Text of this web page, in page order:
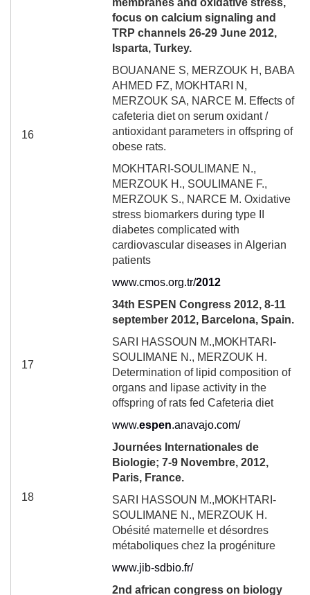
16
membranes and oxidative stress,
focus on calcium signaling and
TRP channels 26-29 June 2012,
Isparta, Turkey.
BOUANANE S, MERZOUK H, BABA
AHMED FZ, MOKHTARI N,
MERZOUK SA, NARCE M. Effects of
cafeteria diet on serum oxidant /
antioxidant parameters in offspring of
obese rats.
MOKHTARI-SOULIMANE N.,
MERZOUK H., SOULIMANE F.,
MERZOUK S., NARCE M. Oxidative
stress biomarkers during type II
diabetes complicated with
cardiovascular diseases in Algerian
patients
www.cmos.org.tr/2012
17
34th ESPEN Congress 2012, 8-11
september 2012, Barcelona, Spain.
SARI HASSOUN M.,MOKHTARI-
SOULIMANE N., MERZOUK H.
Determination of lipid composition of
organs and lipase activity in the
offspring of rats fed Cafeteria diet
www.espen.anavajo.com/
18
Journées Internationales de
Biologie; 7-9 Novembre, 2012,
Paris, France.
SARI HASSOUN M.,MOKHTARI-
SOULIMANE N., MERZOUK H.
Obésité maternelle et désordres
métaboliques chez la progéniture
www.jib-sdbio.fr/
2nd african congress on biology